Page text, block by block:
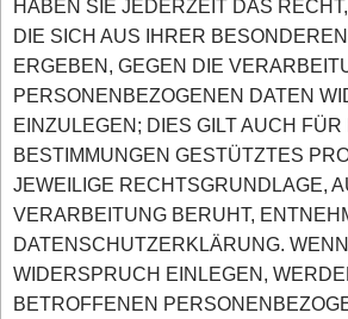
HABEN SIE JEDERZEIT DAS
DIE SICH AUS IHRER
ERGEBEN, GEGEN DIE
PERSONENBEZOGENEN DATEN
EINZULEGEN; DIES GILT AUCH
BESTIMMUNGEN GESTÜTZTES
JEWEILIGE RECHTSGRUNDLAGE,
VERARBEITUNG BERUHT,
DATENSCHUTZERKLÄRUNG.
WIDERSPRUCH EINLEGEN,
BETROFFENEN